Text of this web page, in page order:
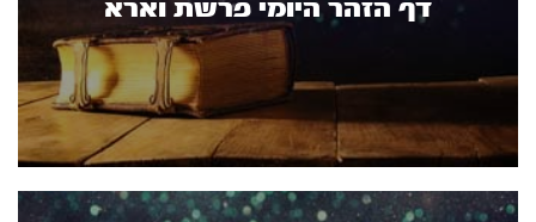
דף הזהר היומי פרשת וארא